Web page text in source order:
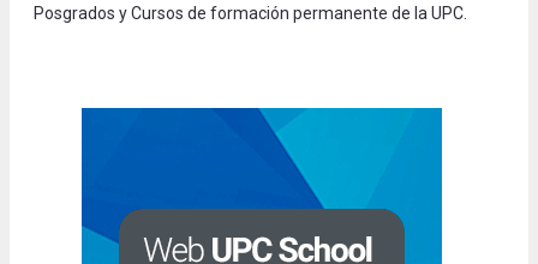
Posgrados y Cursos de formación permanente de la UPC.